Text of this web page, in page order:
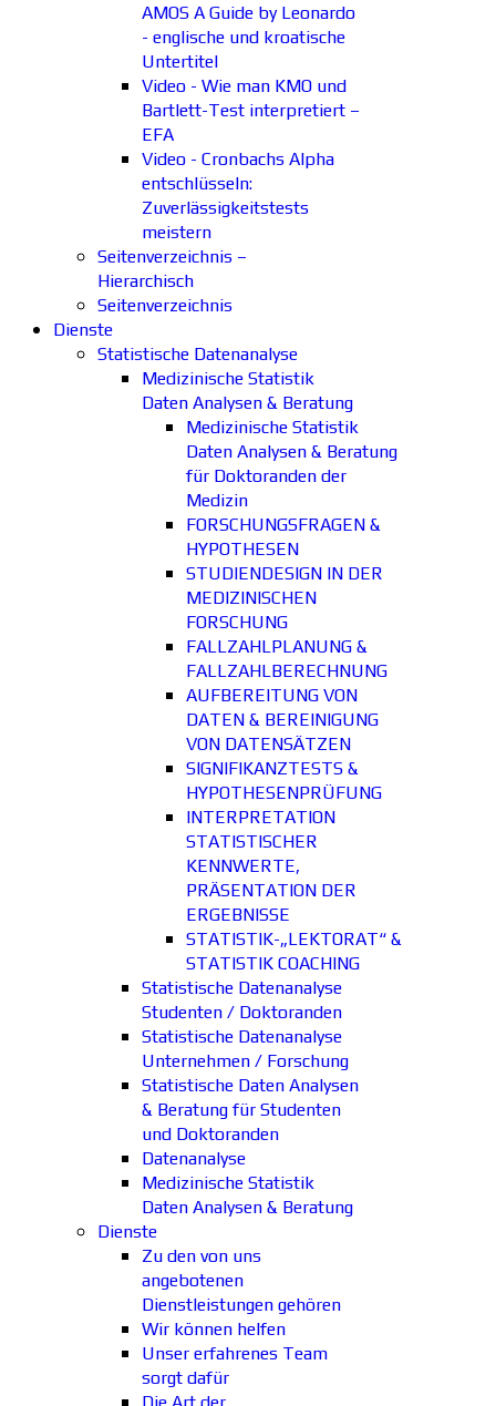
AMOS A Guide by Leonardo
- englische und kroatische
Untertitel
Video - Wie man KMO und
Bartlett-Test interpretiert –
EFA
Video - Cronbachs Alpha
entschlüsseln:
Zuverlässigkeitstests
meistern
Seitenverzeichnis –
Hierarchisch
Seitenverzeichnis
Dienste
Statistische Datenanalyse
Medizinische Statistik
Daten Analysen & Beratung
Medizinische Statistik
Daten Analysen & Beratung
für Doktoranden der
Medizin
FORSCHUNGSFRAGEN &
HYPOTHESEN
STUDIENDESIGN IN DER
MEDIZINISCHEN
FORSCHUNG
FALLZAHLPLANUNG &
FALLZAHLBERECHNUNG
AUFBEREITUNG VON
DATEN & BEREINIGUNG
VON DATENSÄTZEN
SIGNIFIKANZTESTS &
HYPOTHESENPRÜFUNG
INTERPRETATION
STATISTISCHER
KENNWERTE,
PRÄSENTATION DER
ERGEBNISSE
STATISTIK-„LEKTORAT“ &
STATISTIK COACHING
Statistische Datenanalyse
Studenten / Doktoranden
Statistische Datenanalyse
Unternehmen / Forschung
Statistische Daten Analysen
& Beratung für Studenten
und Doktoranden
Datenanalyse
Medizinische Statistik
Daten Analysen & Beratung
Dienste
Zu den von uns
angebotenen
Dienstleistungen gehören
Wir können helfen
Unser erfahrenes Team
sorgt dafür